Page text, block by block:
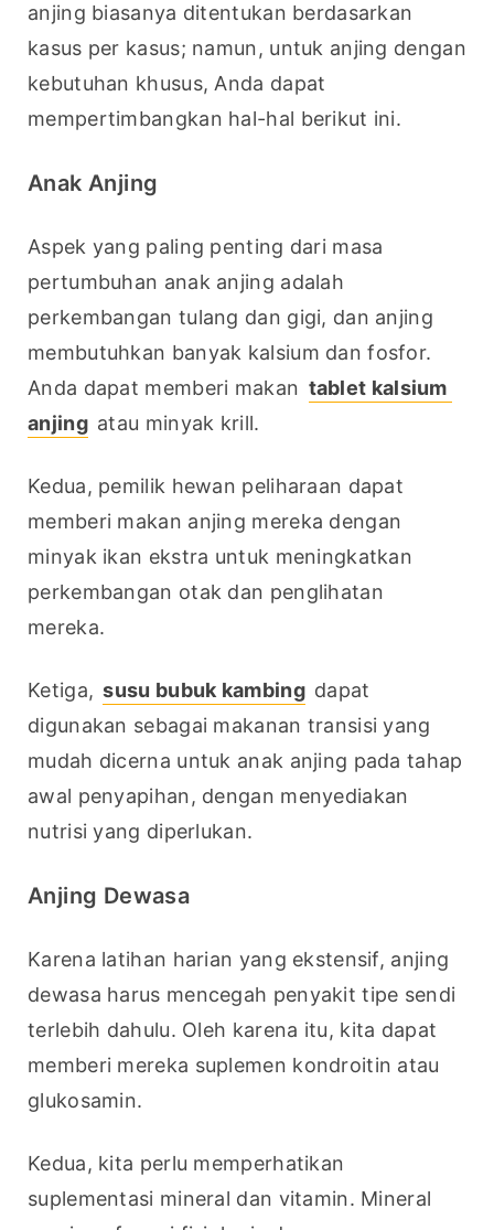
anjing biasanya ditentukan berdasarkan
kasus per kasus; namun, untuk anjing dengan
kebutuhan khusus, Anda dapat
mempertimbangkan hal-hal berikut ini.
Anak Anjing
Aspek yang paling penting dari masa
pertumbuhan anak anjing adalah
perkembangan tulang dan gigi, dan anjing
membutuhkan banyak kalsium dan fosfor.
Anda dapat memberi makan tablet kalsium
anjing atau minyak krill.
Kedua, pemilik hewan peliharaan dapat
memberi makan anjing mereka dengan
minyak ikan ekstra untuk meningkatkan
perkembangan otak dan penglihatan
mereka.
Ketiga, susu bubuk kambing dapat
digunakan sebagai makanan transisi yang
mudah dicerna untuk anak anjing pada tahap
awal penyapihan, dengan menyediakan
nutrisi yang diperlukan.
Anjing Dewasa
Karena latihan harian yang ekstensif, anjing
dewasa harus mencegah penyakit tipe sendi
terlebih dahulu. Oleh karena itu, kita dapat
memberi mereka suplemen kondroitin atau
glukosamin.
Kedua, kita perlu memperhatikan
suplementasi mineral dan vitamin. Mineral